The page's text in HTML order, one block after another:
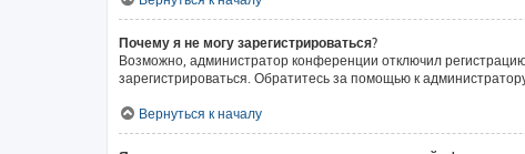
Почему я не могу зарегистрироваться?
Возможно, администратор конференции отключил
зарегистрироваться. Обратитесь за помощью к
Вернуться к началу